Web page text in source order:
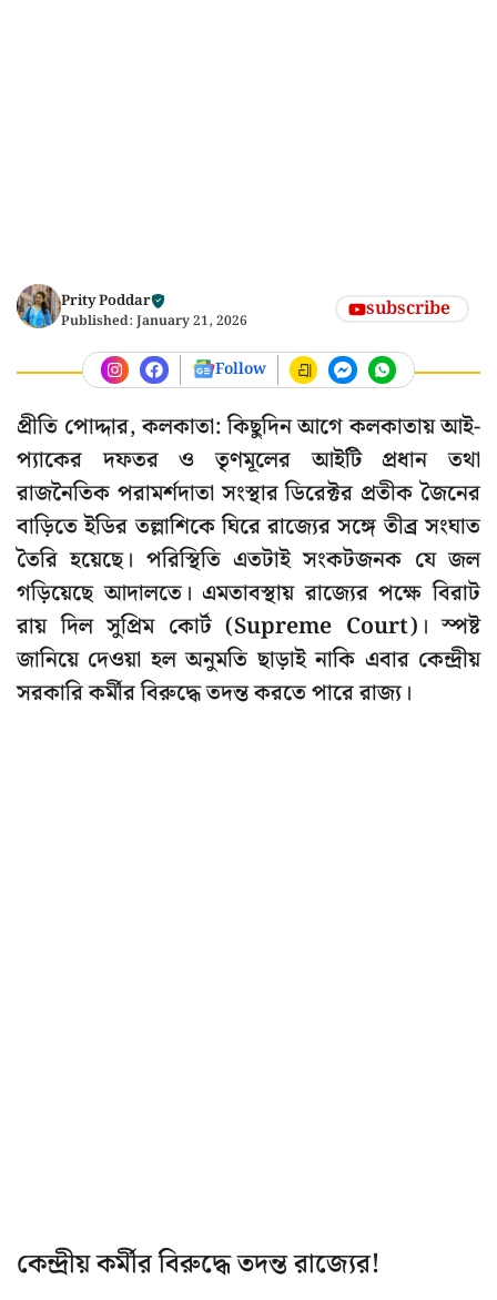
Prity Poddar
Published: January 21, 2026 subscribe
Follow
প্রীতি পোদ্দার, কলকাতা: কিছুদিন আগে কলকাতায় আই-
প্যাকের দফতর ও তৃণমূলের আইটি প্রধান তথা
রাজনৈতিক পরামর্শদাতা সংস্থার ডিরেক্টর প্রতীক জৈনের
বাড়িতে ইডির তল্লাশিকে ঘিরে রাজ্যের সঙ্গে তীব্র সংঘাত
তৈরি হয়েছে। পরিস্থিতি এতটাই সংকটজনক যে জল
গড়িয়েছে আদালতে। এমতাবস্থায় রাজ্যের পক্ষে বিরাট
রায় দিল সুপ্রিম কোর্ট (Supreme Court)। স্পষ্ট
জানিয়ে দেওয়া হল অনুমতি ছাড়াই নাকি এবার কেন্দ্রীয়
সরকারি কর্মীর বিরুদ্ধে তদন্ত করতে পারে রাজ্য।
কেন্দ্রীয় কর্মীর বিরুদ্ধে তদন্ত রাজ্যের!